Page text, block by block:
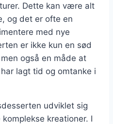
Dette kan være alt
og det er ofte en
med nye
er ikke kun en sød
også en måde at
lagt tid og omtanke i
udviklet sig
kreationer. I